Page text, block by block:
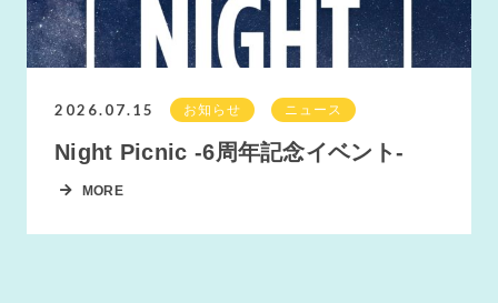
2026.07.15 お知らせ ニュース
Night Picnic -6周年記念イベント-
MORE